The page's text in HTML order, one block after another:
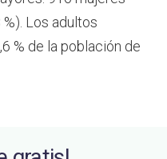
Los adultos
% de la población de